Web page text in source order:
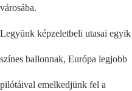
városába.
Legyünk képzeletbeli utasai egyik
színes ballonnak, Európa legjobb
pilótáival emelkedjünk fel a